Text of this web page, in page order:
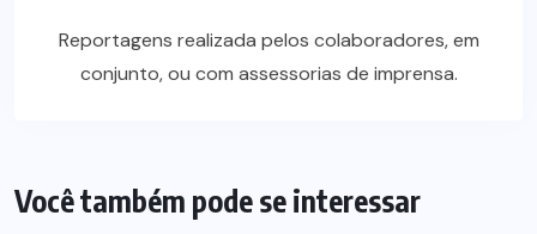
Reportagens realizada pelos colaboradores, em
conjunto, ou com assessorias de imprensa.
Você também pode se interessar